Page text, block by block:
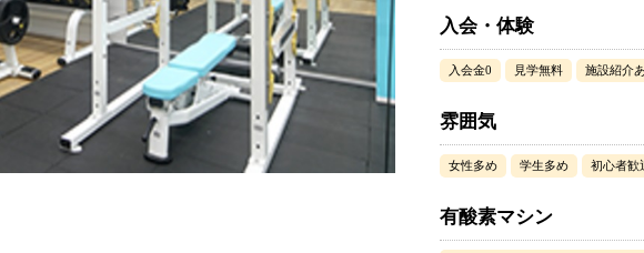
入会・体験
入会金0 見学無料 施設紹介
雰囲気
女性多め 学生多め 初心者歓
有酸素マシン